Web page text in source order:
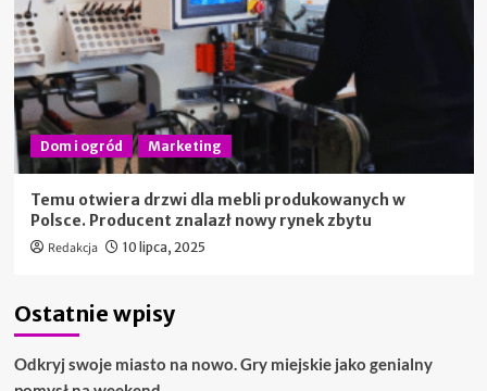
Dom i ogród Marketing
Temu otwiera drzwi dla mebli produkowanych w
Polsce. Producent znalazł nowy rynek zbytu
Redakcja 10 lipca, 2025
Ostatnie wpisy
Odkryj swoje miasto na nowo. Gry miejskie jako genialny